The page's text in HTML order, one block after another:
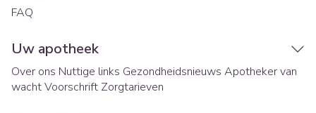
FAQ
Uw apotheek
Over ons Nuttige links Gezondheidsnieuws Apotheker van
wachtVoorschrift Zorgtarieven